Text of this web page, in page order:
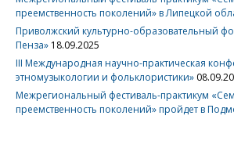
преемственность поколений» в Липецкой
Приволжский культурно-образовательный
Пенза» 18.09.2025
III Международная научно-практическая
этномузыкологии и фольклористики»
Межрегиональный фестиваль-практикум
преемственность поколений» пройдет в